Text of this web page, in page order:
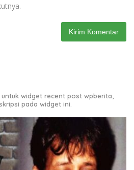
widget recent post wpberita,
pada widget ini.